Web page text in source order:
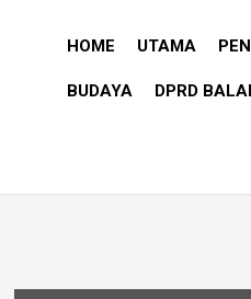
HOME UTAMA
BUDAYA DPRD